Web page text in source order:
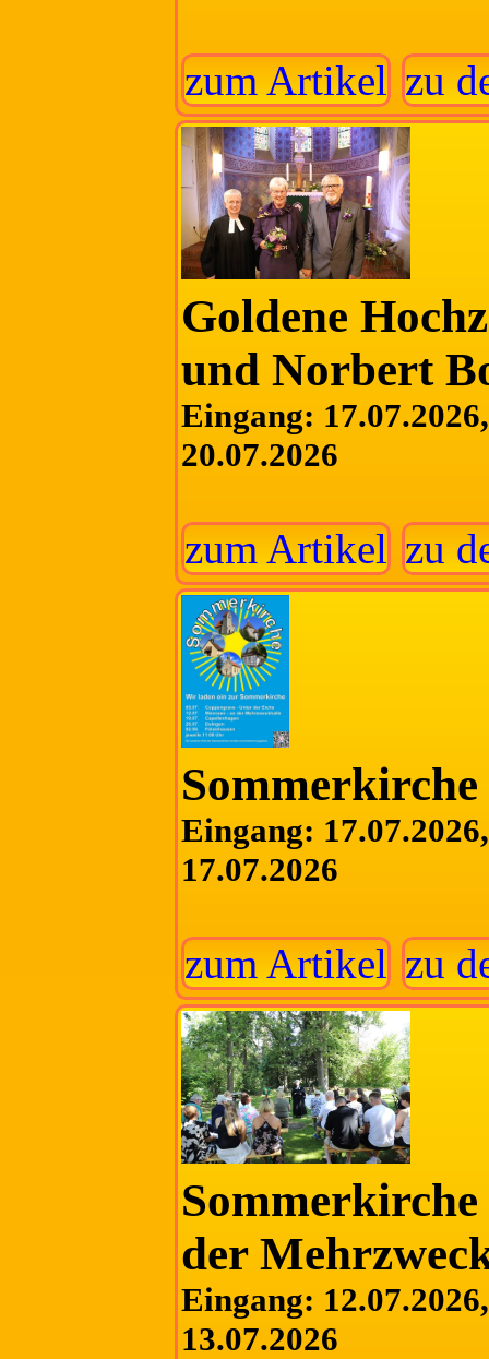
zum Artikel zu
Goldene
und Norbert
Eingang:
20.07.2026
zum Artikel zu
Eingang:
17.07.2026
zum Artikel zu
Sommerkirche
der
Eingang:
13.07.2026